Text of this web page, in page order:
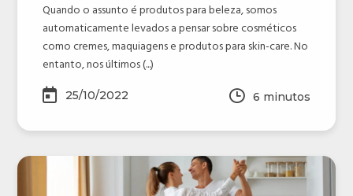
Quando o assunto é produtos para beleza, somos
automaticamente levados a pensar sobre cosméticos
como cremes, maquiagens e produtos para skin-care. No
entanto, nos últimos (...)
25/10/2022 6 minutos